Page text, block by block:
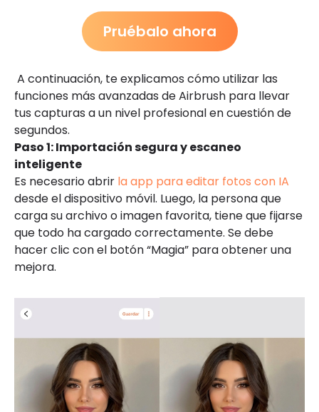
Pruébalo ahora
A continuación, te explicamos cómo utilizar las
funciones más avanzadas de Airbrush para llevar
tus capturas a un nivel profesional en cuestión de
segundos.
Paso 1: Importación segura y escaneo
inteligente
Es necesario abrir la app para editar fotos con IA
desde el dispositivo móvil. Luego, la persona que
carga su archivo o imagen favorita, tiene que fijarse
que todo ha cargado correctamente. Se debe
hacer clic con el botón “Magia” para obtener una
mejora.